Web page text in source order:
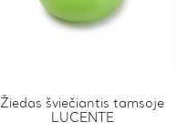
Žiedas šviečiantis tamsoje
LUCENTE